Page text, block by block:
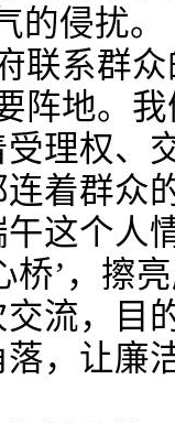
的侵扰。
联系群
阵地。
理权、
着群众
这个人
桥’，擦
流，目
，让廉